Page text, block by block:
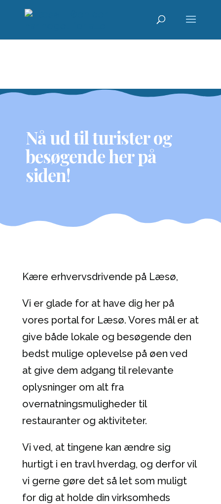
Nå ud til turister og
besøgende her på
siden!
Kære erhvervsdrivende på Læsø,
Vi er glade for at have dig her på
vores portal for Læsø. Vores mål er at
give både lokale og besøgende den
bedst mulige oplevelse på øen ved
at give dem adgang til relevante
oplysninger om alt fra
overnatningsmuligheder til
restauranter og aktiviteter.
Vi ved, at tingene kan ændre sig
hurtigt i en travl hverdag, og derfor vil
vi gerne gøre det så let som muligt
for dig at holde din virksomheds